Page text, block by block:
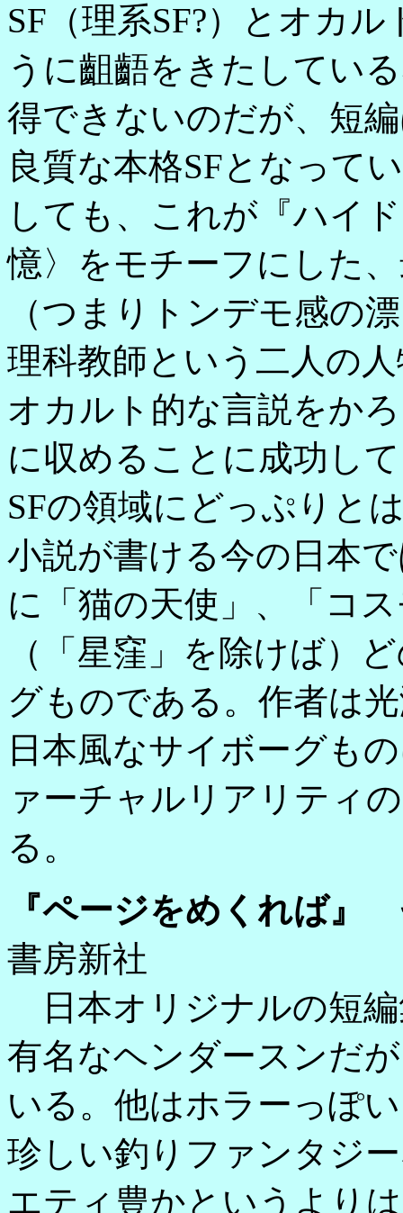
SF（理系SF?）とオカ
うに齟齬をきたしてい
得できないのだが、短
良質な本格SFとなって
しても、これが『ハイ
憶〉をモチーフにした
（つまりトンデモ感の
理科教師という二人の
オカルト的な言説をか
に収めることに成功し
SFの領域にどっぷりと
小説が書ける今の日本
に「猫の天使」、「コ
（「星窪」を除けば）
グものである。作者は
日本風なサイボーグも
ァーチャルリアリティ
る。
『ページをめくれば』
書房新社
日本オリジナルの短
有名なヘンダースンだ
いる。他はホラーっぽ
珍しい釣りファンタジ
エティ豊かというより